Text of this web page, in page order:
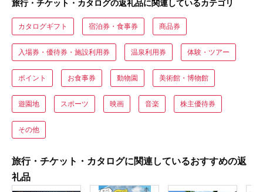
旅行・チケット・カタログの返礼品に関連しているカテゴリ
カタログギフト 宿泊券・食事券 商品券
入場券・優待券・施設利用券 温泉利用券 体験・ツアー
ポイント お食事券 動物園 美術館・博物館
遊園地 スポーツ 映画 音楽 株主優待券
その他
旅行・チケット・カタログに関連しているおすすめの返
礼品